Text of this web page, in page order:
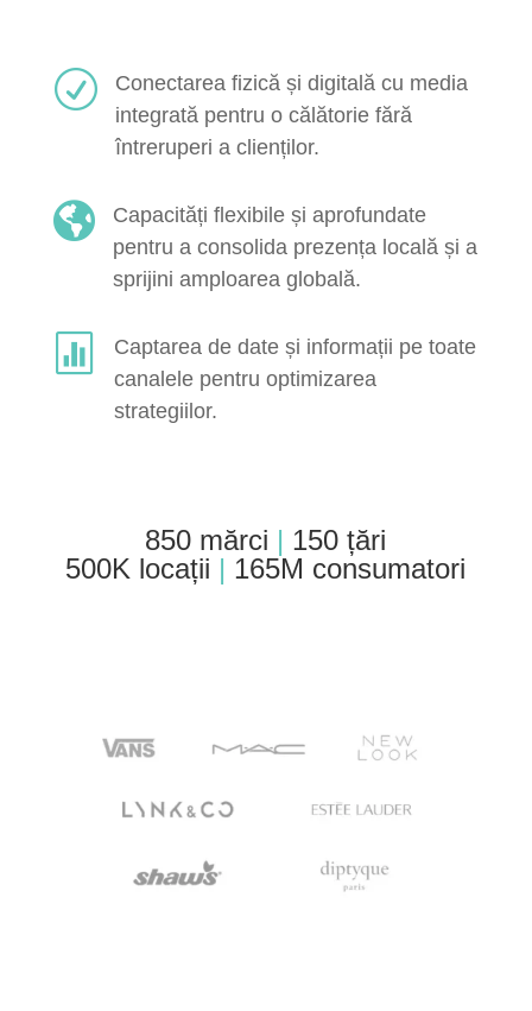
R
Conectarea fizică și digitală cu media
integrată pentru o călătorie fără
întreruperi a clienților.

Capacități flexibile și aprofundate
pentru a consolida prezența locală și a
sprijini amploarea globală.

Captarea de date și informații pe toate
canalele pentru optimizarea
strategiilor.
850 mărci | 150 țări
500K locații | 165M consumatori